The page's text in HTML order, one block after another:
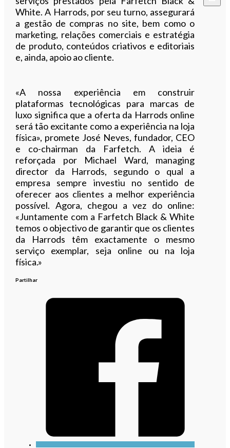
White. A Harrods, por seu turno, assegurará
a gestão de compras no site, bem como o
marketing, relações comerciais e estratégia
de produto, conteúdos criativos e editoriais
e, ainda, apoio ao cliente.
«A nossa experiência em construir
plataformas tecnológicas para marcas de
luxo significa que a oferta da Harrods online
será tão excitante como a experiência na loja
física», promete José Neves, fundador, CEO
e co-chairman da Farfetch. A ideia é
reforçada por Michael Ward, managing
director da Harrods, segundo o qual a
empresa sempre investiu no sentido de
oferecer aos clientes a melhor experiência
possível. Agora, chegou a vez do online:
«Juntamente com a Farfetch Black & White
temos o objectivo de garantir que os clientes
da Harrods têm exactamente o mesmo
serviço exemplar, seja online ou na loja
física.»
Partilhar